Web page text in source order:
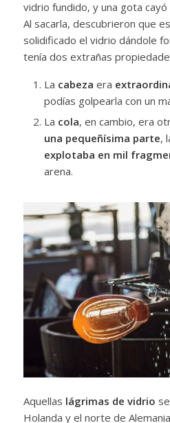
vidrio fundido, y una gota
Al sacarla, descubrieron que
solidificado el vidrio dándole
tenía dos extrañas
La cabeza era
podías golpearla con un
La cola, en cambio, era
una pequeñísima parte,
explotaba en mil
arena.
Aquellas lágrimas de vidrio
Holanda y el norte de